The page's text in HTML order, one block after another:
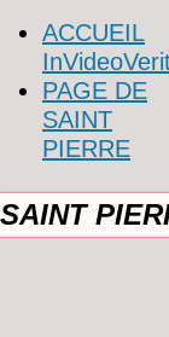
ACCUEIL
PAGE DE
SAINT
PIERRE
SAINT